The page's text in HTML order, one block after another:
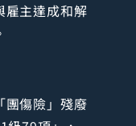
雇主達成和解
團傷險」殘廢